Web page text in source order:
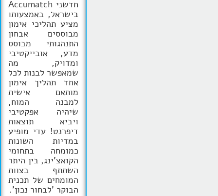
חדשני Accumatch
בישראל, באמצעותו
מציע תהליכי אימון
מבוססים אבחון
התנהגותי מבוסס
מדע, אובייקטיבי
ומדויק, מה
שמאפשר לבנות לכל
אחד תהליך אימון
מותאם אישית
למבנה המוח,
שיהיה אפקטיבי
ויביא תוצאות
דיפרנט! עדי מופיע
במדיות השונות
כמומחה בתחומי
הקואצ'ינג, בין היתר
השתתף בצוות
המומחים של תכנית
הבוקר 'לבחור נכון'.